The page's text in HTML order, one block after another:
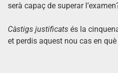
serà capaç de superar
Càstigs justificats és la
et perdis aquest nou cas en